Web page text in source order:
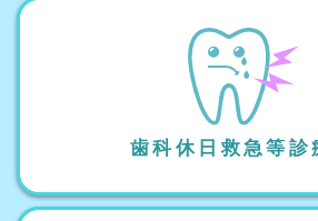
歯科休日救急等診